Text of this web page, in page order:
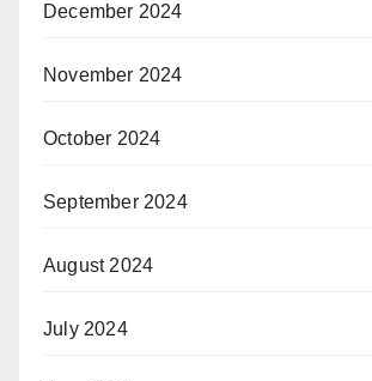
December 2024
November 2024
October 2024
September 2024
August 2024
July 2024